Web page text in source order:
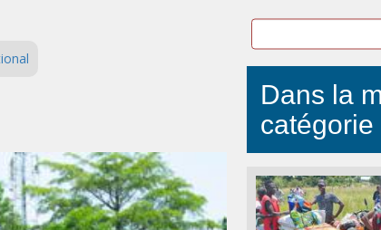
Dans la
catégorie